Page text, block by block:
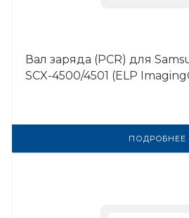
Вал заряда (PCR) для
SCX-4500/4501 (ELP
ПОДРОБНЕЕ